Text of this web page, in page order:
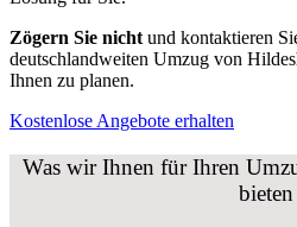
Zögern Sie nicht und kontaktieren
deutschlandweiten Umzug von
Ihnen zu planen.
Kostenlose Angebote erhalten
Was wir Ihnen für Ihren
bieten